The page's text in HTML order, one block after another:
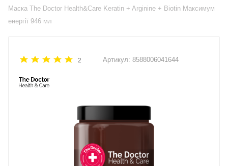
Маска The Doctor Health&Care Keratin + Arginine + Biotin Максимум
енергії 946 мл
2 Артикул: 8588006041644